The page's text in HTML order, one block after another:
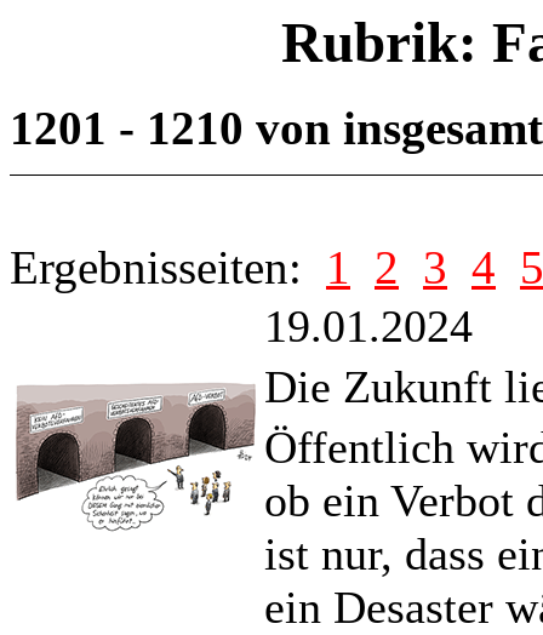
Rubrik:
1201 - 1210 von
Ergebnisseiten: 1 2 3 4 5
19.01.2024
Die Zukunft
Öffentlich
ob ein Verbot
ist nur, dass
ein Desaster